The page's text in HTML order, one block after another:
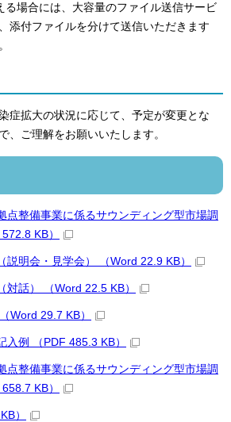
る場合には、大容量のファイル送信サービ
添付ファイルを分けて送信いただきます
症拡大の状況に応じて、予定が変更とな
、ご理解をお願いいたします。
点整備事業に係るサウンディング型市場調
KB）
説明会・見学会） （Word 22.9 KB）
対話） （Word 22.5 KB）
Word 29.7 KB）
入例 （PDF 485.3 KB）
点整備事業に係るサウンディング型市場調
KB）
）